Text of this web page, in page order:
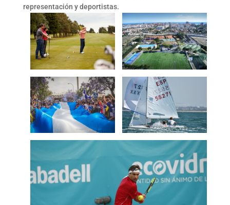
representación y deportistas.